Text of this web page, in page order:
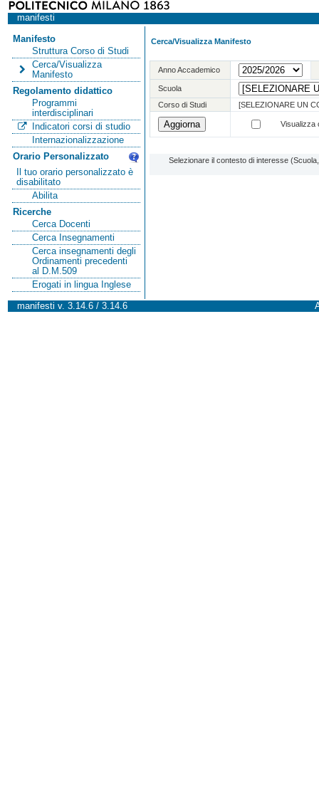
manifesti
Manifesto
Struttura Corso di Studi
Cerca/Visualizza
Manifesto
Regolamento didattico
Programmi
interdisciplinari
Indicatori corsi di studio
Internazionalizzazione
Orario Personalizzato
Il tuo orario personalizzato è
disabilitato
Abilita
Ricerche
Cerca Docenti
Cerca Insegnamenti
Cerca insegnamenti degli
Ordinamenti precedenti
al D.M.509
Erogati in lingua Inglese
Cerca/Visualizza Manifesto
Anno Accademico
Scuola
Corso di Studi
[SELEZIONARE UN
Visualizza
Selezionare il contesto di interesse
manifesti v. 3.14.6 / 3.14.6